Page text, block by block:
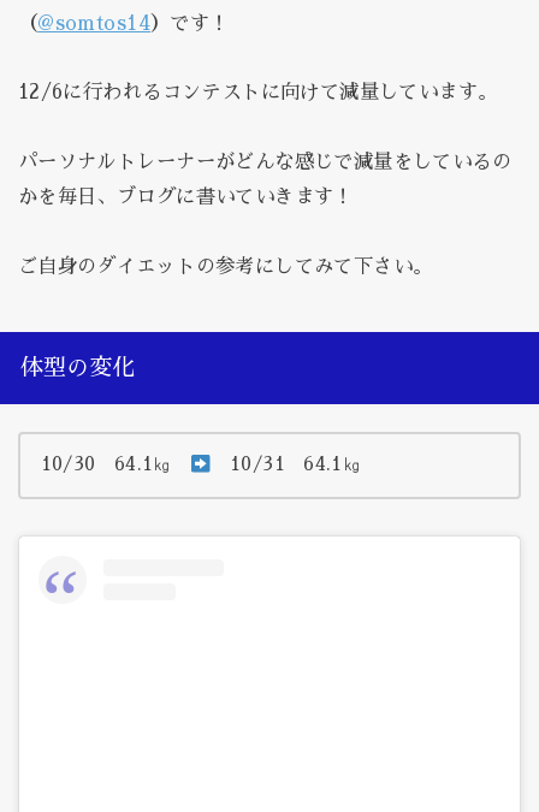
（@somtos14）です！
12/6に行われるコンテストに向けて減量しています。
パーソナルトレーナーがどんな感じで減量をしているの
かを毎日、ブログに書いていきます！
ご自身のダイエットの参考にしてみて下さい。
体型の変化
10/30 64.1㎏ 10/31 64.1㎏